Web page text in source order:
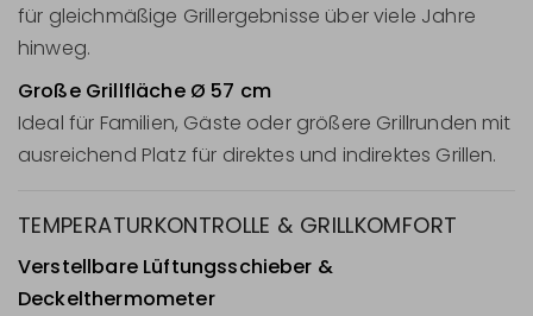
für gleichmäßige Grillergebnisse über viele Jahre
hinweg.
Große Grillfläche Ø 57 cm
Ideal für Familien, Gäste oder größere Grillrunden mit
ausreichend Platz für direktes und indirektes Grillen.
TEMPERATURKONTROLLE & GRILLKOMFORT
Verstellbare Lüftungsschieber &
Deckelthermometer